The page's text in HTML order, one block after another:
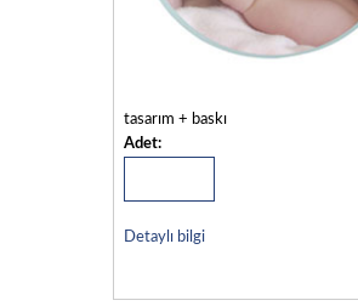
tasarım + baskı
Adet:
Detaylı bilgi